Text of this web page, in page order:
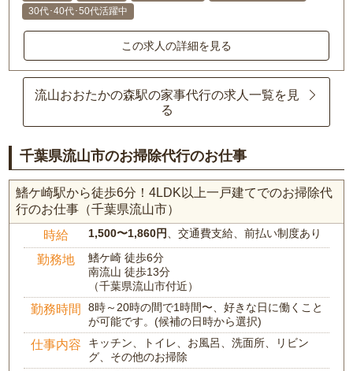
30代･40代･50代活躍中
この求人の詳細を見る
流山おおたかの森駅の家事代行の求人一覧を見
る
千葉県流山市のお掃除代行のお仕事
鰭ケ崎駅から徒歩6分！4LDK以上一戸建てでのお掃除代
行のお仕事（千葉県流山市）
時給 1,500〜1,860円 、交通費支給、前払い制度あり
勤務地
鰭ケ崎 徒歩6分
南流山 徒歩13分
（千葉県流山市付近）
勤務時間
8時～20時の間で1時間〜、好きな日に働くこと
が可能です。(候補の日時から選択)
仕事内容
キッチン、トイレ、お風呂、洗面所、リビン
グ、その他のお掃除